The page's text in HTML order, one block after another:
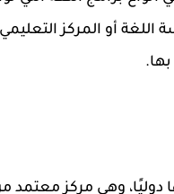
أو المركز